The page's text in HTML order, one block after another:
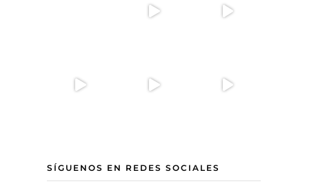
SÍGUENOS EN REDES SOCIALES